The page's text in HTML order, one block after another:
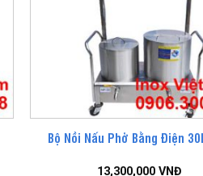
Bộ Nồi Nấu Phở Bằng Điện
13,300,000VNĐ